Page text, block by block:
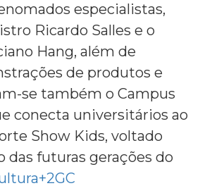
especialistas,
Ricardo Salles e o
Hang, além de
de produtos e
se também o Campus
conecta universitários ao
Show Kids, voltado
das futuras gerações do